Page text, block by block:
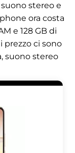
stereo e
ora costa
e 128 GB di
prezzo ci sono
suono stereo